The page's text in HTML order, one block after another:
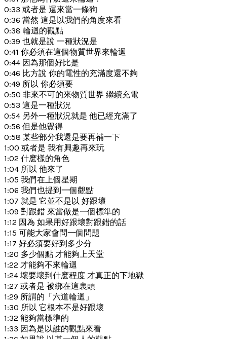
0:33 或者是 還來當一條狗
0:36 當然 這是以我們的角度來看
0:38 輪迴的觀點
0:39 也就是說 一種狀況是
0:41 你必須在這個物質世界來輪迴
0:44 因為那個好比是
0:46 比方說 你的電性的充滿度還不夠
0:49 所以 你必須要
0:50 非來不可的來物質世界 繼續充電
0:53 這是一種狀況
0:54 另外一種狀況就是 他已經充滿了
0:56 但是他覺得
0:58 某些部分我還是要再補一下
1:00 或者是 我有興趣再來玩
1:02 什麽樣的角色
1:04 所以 他來了
1:05 我們在上個星期
1:06 我們也提到一個觀點
1:07 就是 它並不是以 好跟壞
1:09 對跟錯 來當做是一個標準的
1:12 因為 如果用好跟壞對跟錯的話
1:15 可能大家會問一個問題
1:17 好必須要好到多少分
1:20 多少個點 才能夠上天堂
1:22 才能夠不來輪迴
1:24 壞要壞到什麽程度 才真正的下地獄
1:27 或者是 被綁在這裏頭
1:29 所謂的「六道輪迴」
1:30 所以 它根本不是好跟壞
1:32 能夠當標準的
1:33 因為是以誰的觀點來看